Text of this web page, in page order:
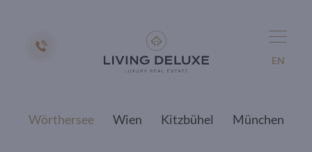
EN
Wörthersee Wien Kitzbühel München